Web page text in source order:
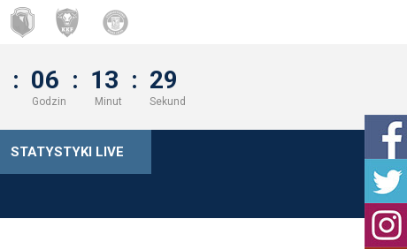
: 06 : 13 : 28
Godzin Minut Sekund
STATYSTYKI LIVE